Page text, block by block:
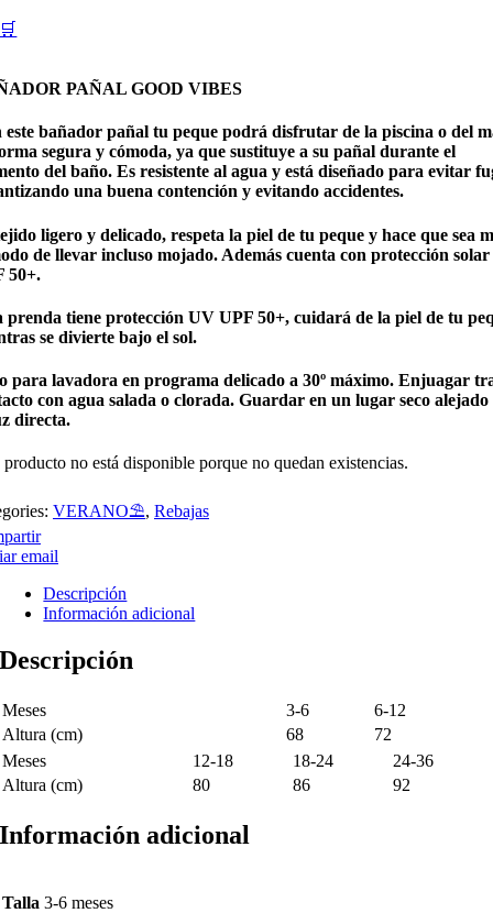
🛒
PAÑAL GOOD VIBES
este bañador pañal tu peque podrá disfrutar de la piscina o del
segura y cómoda, ya que sustituye a su pañal durante el
del baño. Es resistente al agua y está diseñado para evitar
una buena contención y evitando accidentes.
ligero y delicado, respeta la piel de tu peque y hace que sea
de llevar incluso mojado. Además cuenta con protección
50+.
prenda tiene protección UV UPF 50+, cuidará de la piel de tu
se divierte bajo el sol.
para lavadora en programa delicado a 30º máximo. Enjuagar
con agua salada o clorada. Guardar en un lugar seco alejado
directa.
producto no está disponible porque no quedan existencias.
VERANO⛱️​, Rebajas
email
Descripción
Información adicional
Descripción
Meses 3-6
6-12
Altura (cm)
68
72
Meses
12-18 18-24
24-36
Altura (cm)
80 86 92
Información adicional
Talla 3-6 meses